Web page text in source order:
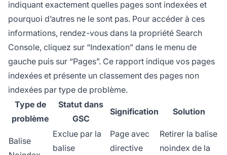
indiquant exactement quelles pages sont indexées et
pourquoi d’autres ne le sont pas. Pour accéder à ces
informations, rendez-vous dans la propriété Search
Console, cliquez sur “Indexation” dans le menu de
gauche puis sur “Pages”. Ce rapport indique vos pages
indexées et présente un classement des pages non
indexées par type de problème.
Type de
problème
Statut dans
GSC
Signification Solution
Balise
Exclue par la
balise
Page avec
directive
Retirer la balise
noindex de la